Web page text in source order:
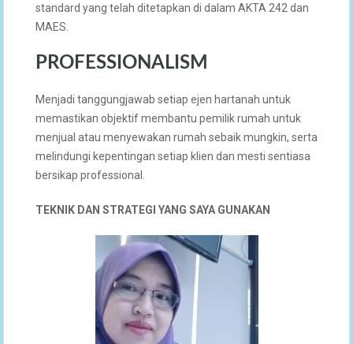
standard yang telah ditetapkan di dalam AKTA 242 dan
MAES.
PROFESSIONALISM
Menjadi tanggungjawab setiap ejen hartanah untuk
memastikan objektif membantu pemilik rumah untuk
menjual atau menyewakan rumah sebaik mungkin, serta
melindungi kepentingan setiap klien dan mesti sentiasa
bersikap professional.
TEKNIK DAN STRATEGI YANG SAYA GUNAKAN